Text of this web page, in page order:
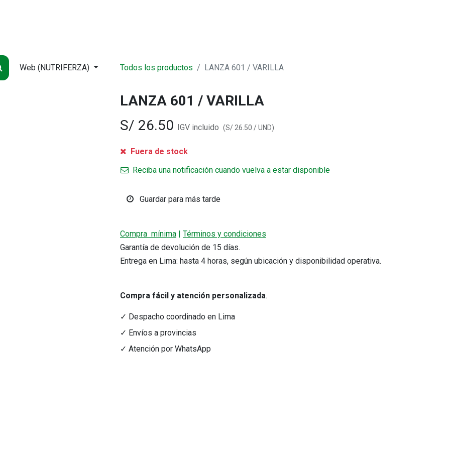
Web (NUTRIFERZA) Todos los productos LANZA 601 / VARILLA
LANZA 601 / VARILLA
S/ 26.50 IGV incluido (S/ 26.50 /UND)
Fuera de stock
Reciba una notificación cuando vuelva a estar disponible
Guardar para más tarde
Compra mínima | Términos y condiciones
Garantía de devolución de 15 días.
Entrega en Lima: hasta 4 horas, según ubicación y disponibilidad operativa.
Compra fácil y atención personalizada.
✓ Despacho coordinado en Lima
✓ Envíos a provincias
✓ Atención por WhatsApp